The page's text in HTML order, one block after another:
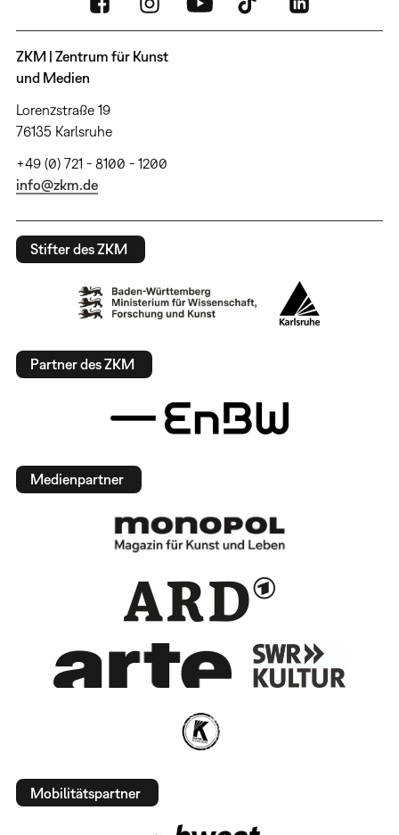
ZKM | Zentrum für Kunst
und Medien
Lorenzstraße 19
76135 Karlsruhe
+49 (0) 721 - 8100 - 1200
info@zkm.de
Stifter des ZKM
Partner des ZKM
Medienpartner
Mobilitätspartner